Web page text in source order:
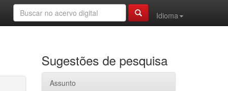
Idioma
Sugestões de pesquisa
Assunto